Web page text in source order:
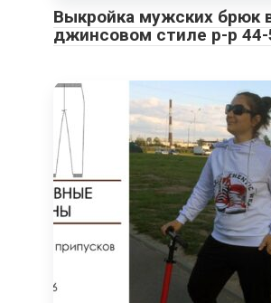
Выкройка мужских брюк
джинсовом стиле р-р 44-